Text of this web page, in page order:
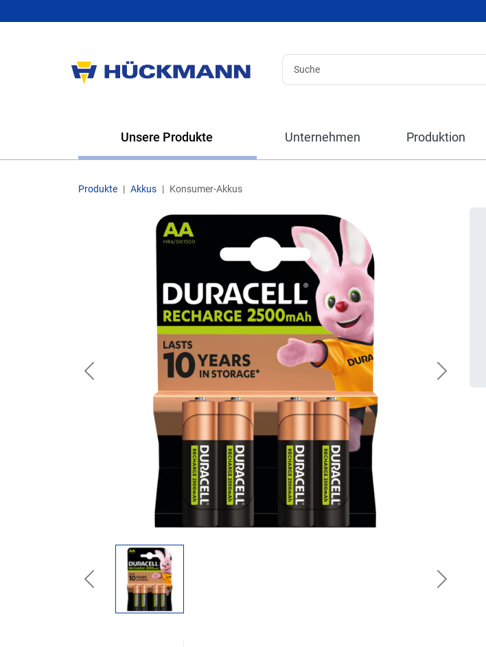
Unsere Produkte Unternehmen Produktion
Produkte Akkus Konsumer-Akkus
Previous Next
Previous Next